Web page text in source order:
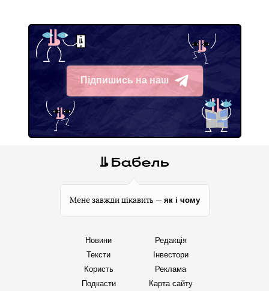
Підпишись на наш
Telegram
Мене завжди цікавить — як і чому
Новини
Тексти
Користь
Подкасти
Редакція
Інвестори
Реклама
Карта сайту